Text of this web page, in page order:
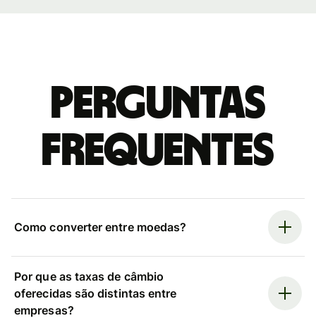
Perguntas
frequentes
Como converter entre moedas?
Por que as taxas de câmbio
oferecidas são distintas entre
empresas?